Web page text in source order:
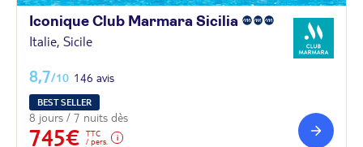
Iconique Club Marmara Sicilia
Italie, Sicile
8,7/10 146 avis
BEST SELLER
8 jours / 7 nuits dès
745€
TTC
/ pers.